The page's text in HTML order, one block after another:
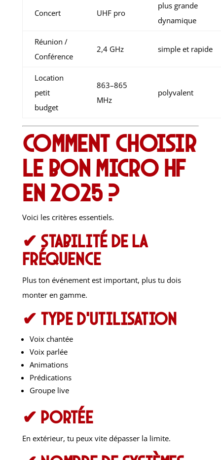
Concert UHF pro
plus grande
dynamique
Réunion /
Conférence
2,4 GHz simple et rapide
Location
petit
budget
863–865
MHz
polyvalent
Comment choisir
le bon micro HF
en 2025 ?
Voici les critères essentiels.
✔ Stabilité de la
fréquence
Plus ton événement est important, plus tu dois
monter en gamme.
✔ Type d’utilisation
Voix chantée
Voix parlée
Animations
Prédications
Groupe live
✔ Portée
En extérieur, tu peux vite dépasser la limite.